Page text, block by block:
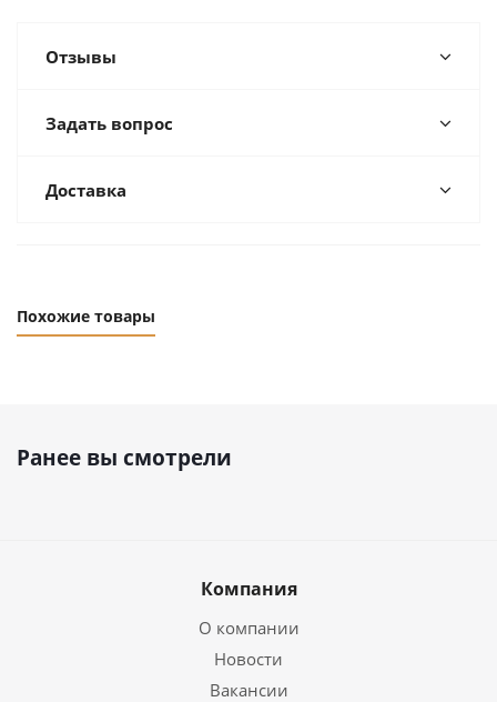
Отзывы
Задать вопрос
Доставка
Похожие товары
Ранее вы смотрели
Компания
О компании
Новости
Вакансии